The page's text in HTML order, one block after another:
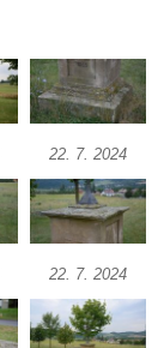
22. 7. 2024
22. 7. 2024